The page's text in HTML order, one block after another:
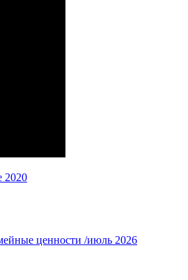
2020
ценности /июль 2026